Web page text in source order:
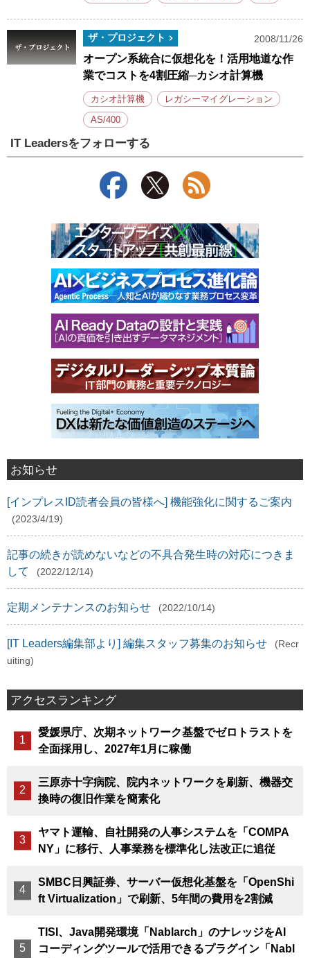
ザ・プロジェクト 2008/11/26
オープン系統合に仮想化を！活用地道な作
業でコストを4割圧縮─カシオ計算機
カシオ計算機 レガシーマイグレーション
AS/400
IT Leadersをフォローする
お知らせ
[インプレスID読者会員の皆様へ] 機能強化に関するご案内
(2023/4/19)
記事の続きが読めないなどの不具合発生時の対応につきま
して
(2022/12/14)
定期メンテナンスのお知らせ (2022/10/14)
[IT Leaders編集部より] 編集スタッフ募集のお知らせ
(Recr
uiting)
アクセスランキング
愛媛県庁、次期ネットワーク基盤でゼロトラストを
全面採用し、2027年1月に稼働
三原赤十字病院、院内ネットワークを刷新、機器交
換時の復旧作業を簡素化
ヤマト運輸、自社開発の人事システムを「COMPA
NY」に移行、人事業務を標準化し法改正に追従
SMBC日興証券、サーバー仮想化基盤を「OpenShi
ft Virtualization」で刷新、5年間の費用を2割減
TISI、Java開発環境「Nablarch」のナレッジをAI
コーディングツールで活用できるプラグイン「Nabl